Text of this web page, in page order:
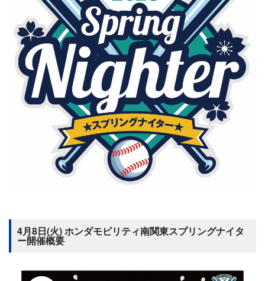
4月8日(火) ホンダモビリティ南関東スプリングナイタ
ー開催概要